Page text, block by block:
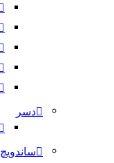
دسر
ساندویچ